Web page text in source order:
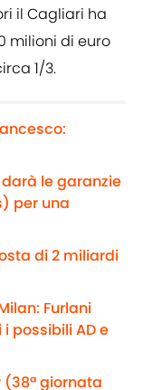
il Cagliari ha
milioni di euro
1/3.
le garanzie
per una
di 2 miliardi
Furlani
possibili AD e
(38ª giornata